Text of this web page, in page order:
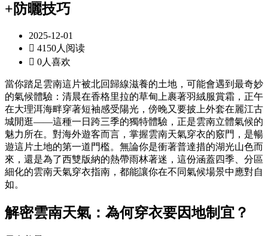
+防曬技巧
2025-12-01
 4150人阅读
 0人喜欢
當你踏足雲南這片被北回歸線滋養的土地，可能會遇到最奇妙
的氣候體驗：清晨在香格里拉的草甸上裹著羽絨服賞霜，正午
在大理洱海畔穿著短袖感受陽光，傍晚又要披上外套在麗江古
城閒逛——這種一日跨三季的獨特體驗，正是雲南立體氣候的
魅力所在。對海外遊客而言，掌握雲南天氣穿衣的竅門，是暢
遊這片土地的第一道門檻。無論你是衝著普達措的湖光山色而
來，還是為了西雙版納的熱帶雨林著迷，這份涵蓋四季、分區
細化的雲南天氣穿衣指南，都能讓你在不同氣候場景中應對自
如。
解密雲南天氣：為何穿衣要因地制宜？